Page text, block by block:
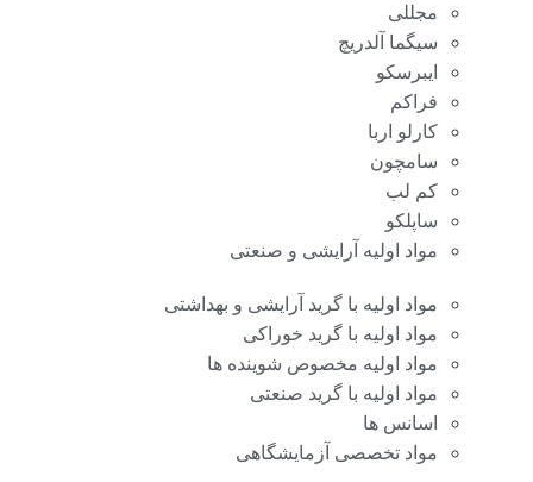
مجللی
سیگما آلدریچ
ایبرسکو
فراکم
کارلو اربا
سامچون
کم لب
ساپلکو
مواد اولیه آرایشی و صنعتی
مواد اولیه با گرید آرایشی و بهداشتی
مواد اولیه با گرید خوراکی
مواد اولیه مخصوص شوینده ها
مواد اولیه با گرید صنعتی
اسانس ها
مواد تخصصی آزمایشگاهی